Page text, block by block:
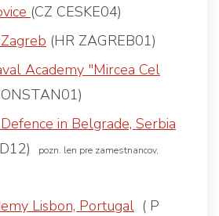
(CZ CESKE04)
(HR ZAGREB01)
Academy "Mircea Cel
in Belgrade, Serbia
pozn. len pre zamestnancov,
Lisbon, Portugal ( P